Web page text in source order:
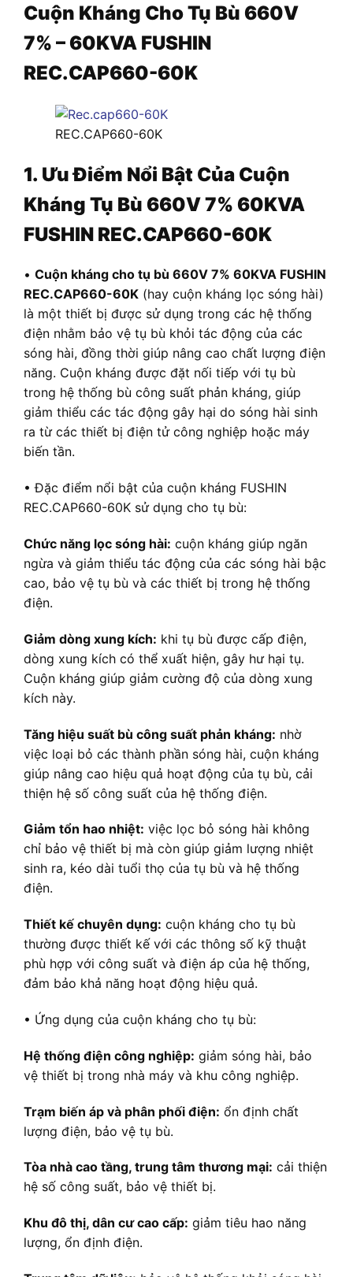
Cuộn Kháng Cho Tụ Bù 660V
7% – 60KVA FUSHIN
REC.CAP660-60K
REC.CAP660-60K
1. Ưu Điểm Nổi Bật Của Cuộn
Kháng Tụ Bù 660V 7% 60KVA
FUSHIN REC.CAP660-60K
• Cuộn kháng cho tụ bù 660V 7% 60KVA FUSHIN
REC.CAP660-60K (hay cuộn kháng lọc sóng hài)
là một thiết bị được sử dụng trong các hệ thống
điện nhằm bảo vệ tụ bù khỏi tác động của các
sóng hài, đồng thời giúp nâng cao chất lượng điện
năng. Cuộn kháng được đặt nối tiếp với tụ bù
trong hệ thống bù công suất phản kháng, giúp
giảm thiểu các tác động gây hại do sóng hài sinh
ra từ các thiết bị điện tử công nghiệp hoặc máy
biến tần.
• Đặc điểm nổi bật của cuộn kháng FUSHIN
REC.CAP660-60K sử dụng cho tụ bù:
Chức năng lọc sóng hài: cuộn kháng giúp ngăn
ngừa và giảm thiểu tác động của các sóng hài bậc
cao, bảo vệ tụ bù và các thiết bị trong hệ thống
điện.
Giảm dòng xung kích: khi tụ bù được cấp điện,
dòng xung kích có thể xuất hiện, gây hư hại tụ.
Cuộn kháng giúp giảm cường độ của dòng xung
kích này.
Tăng hiệu suất bù công suất phản kháng: nhờ
việc loại bỏ các thành phần sóng hài, cuộn kháng
giúp nâng cao hiệu quả hoạt động của tụ bù, cải
thiện hệ số công suất của hệ thống điện.
Giảm tổn hao nhiệt: việc lọc bỏ sóng hài không
chỉ bảo vệ thiết bị mà còn giúp giảm lượng nhiệt
sinh ra, kéo dài tuổi thọ của tụ bù và hệ thống
điện.
Thiết kế chuyên dụng: cuộn kháng cho tụ bù
thường được thiết kế với các thông số kỹ thuật
phù hợp với công suất và điện áp của hệ thống,
đảm bảo khả năng hoạt động hiệu quả.
• Ứng dụng của cuộn kháng cho tụ bù:
Hệ thống điện công nghiệp: giảm sóng hài, bảo
vệ thiết bị trong nhà máy và khu công nghiệp.
Trạm biến áp và phân phối điện: ổn định chất
lượng điện, bảo vệ tụ bù.
Tòa nhà cao tầng, trung tâm thương mại: cải thiện
hệ số công suất, bảo vệ thiết bị.
Khu đô thị, dân cư cao cấp: giảm tiêu hao năng
lượng, ổn định điện.